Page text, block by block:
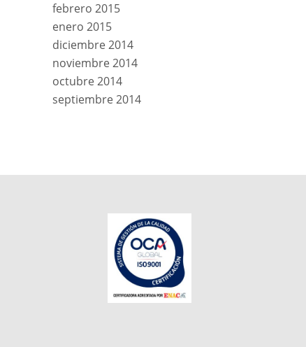
febrero 2015
enero 2015
diciembre 2014
noviembre 2014
octubre 2014
septiembre 2014